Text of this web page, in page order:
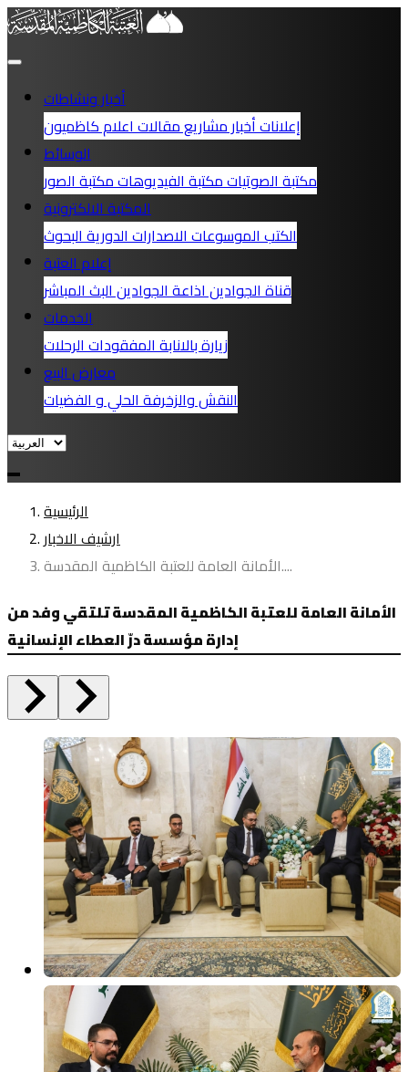
أخبار ونشاطات
إعلاناتأخبارمشاريعمقالاتاعلام كاظميون
الوسائط
مكتبة الصوتياتمكتبة الفيديوهاتمكتبة الصور
المكتبة الالكترونية
الكتبالموسوعاتالاصدارات الدوريةالبحوث
إعلام العتبة
قناة الجواديناذاعة الجوادينالبث المباشر
الخدمات
زيارة بالانابةالمفقوداتالرحلات
معارض البيع
النقش والزخرفةالحلي و الفضيات
الرئيسية
ارشيف الاخبار
الأمانة العامة للعتبة الكاظمية المقدسة....
الأمانة العامة للعتبة الكاظمية المقدسة تلتقي وفد من
إدارة مؤسسة درّ العطاء الإنسانية